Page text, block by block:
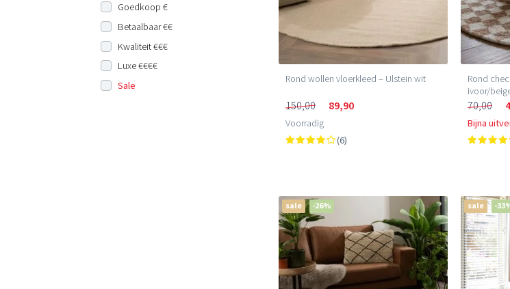
Goedkoop €
Betaalbaar €€
Kwaliteit €€€
Luxe €€€€
Sale
Rond wollen vloerkleed – Ulstein wit
150,00 89,90
Voorradig
(6)
Rond
ivoor/
70,00
Bijna
sale -26% sale -